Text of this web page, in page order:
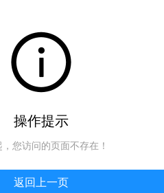
操作提示
，您访问的页面不存在！
返回上一页